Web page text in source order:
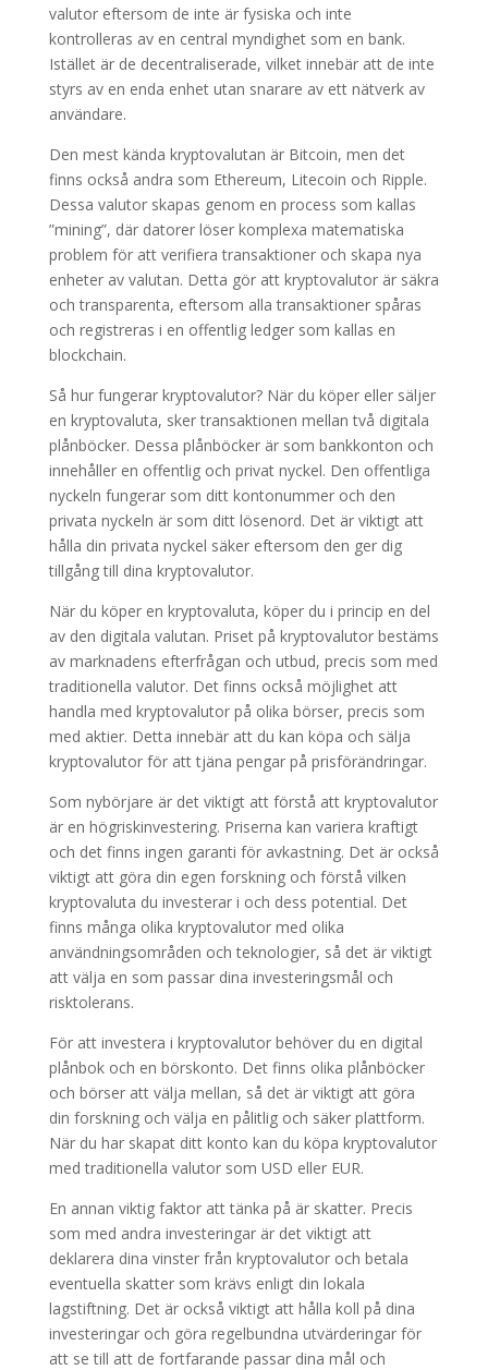
valutor eftersom de inte är fysiska och inte
kontrolleras av en central myndighet som en bank.
Istället är de decentraliserade, vilket innebär att de inte
styrs av en enda enhet utan snarare av ett nätverk av
användare.
Den mest kända kryptovalutan är Bitcoin, men det
finns också andra som Ethereum, Litecoin och Ripple.
Dessa valutor skapas genom en process som kallas
”mining”, där datorer löser komplexa matematiska
problem för att verifiera transaktioner och skapa nya
enheter av valutan. Detta gör att kryptovalutor är säkra
och transparenta, eftersom alla transaktioner spåras
och registreras i en offentlig ledger som kallas en
blockchain.
Så hur fungerar kryptovalutor? När du köper eller säljer
en kryptovaluta, sker transaktionen mellan två digitala
plånböcker. Dessa plånböcker är som bankkonton och
innehåller en offentlig och privat nyckel. Den offentliga
nyckeln fungerar som ditt kontonummer och den
privata nyckeln är som ditt lösenord. Det är viktigt att
hålla din privata nyckel säker eftersom den ger dig
tillgång till dina kryptovalutor.
När du köper en kryptovaluta, köper du i princip en del
av den digitala valutan. Priset på kryptovalutor bestäms
av marknadens efterfrågan och utbud, precis som med
traditionella valutor. Det finns också möjlighet att
handla med kryptovalutor på olika börser, precis som
med aktier. Detta innebär att du kan köpa och sälja
kryptovalutor för att tjäna pengar på prisförändringar.
Som nybörjare är det viktigt att förstå att kryptovalutor
är en högriskinvestering. Priserna kan variera kraftigt
och det finns ingen garanti för avkastning. Det är också
viktigt att göra din egen forskning och förstå vilken
kryptovaluta du investerar i och dess potential. Det
finns många olika kryptovalutor med olika
användningsområden och teknologier, så det är viktigt
att välja en som passar dina investeringsmål och
risktolerans.
För att investera i kryptovalutor behöver du en digital
plånbok och en börskonto. Det finns olika plånböcker
och börser att välja mellan, så det är viktigt att göra
din forskning och välja en pålitlig och säker plattform.
När du har skapat ditt konto kan du köpa kryptovalutor
med traditionella valutor som USD eller EUR.
En annan viktig faktor att tänka på är skatter. Precis
som med andra investeringar är det viktigt att
deklarera dina vinster från kryptovalutor och betala
eventuella skatter som krävs enligt din lokala
lagstiftning. Det är också viktigt att hålla koll på dina
investeringar och göra regelbundna utvärderingar för
att se till att de fortfarande passar dina mål och